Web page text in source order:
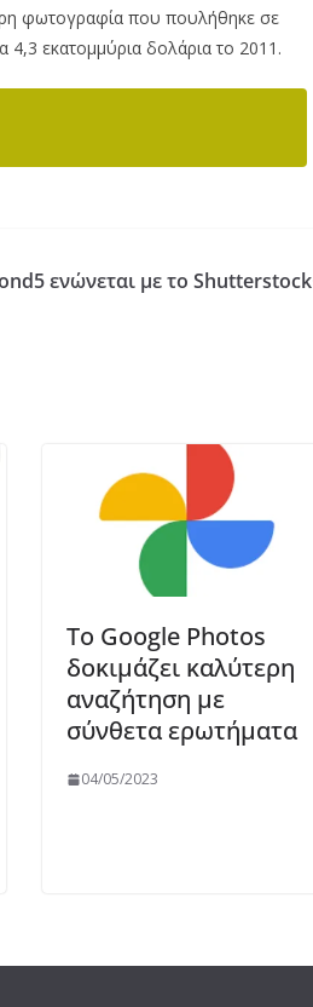
φωτογραφία που πουλήθηκε σε
4,3 εκατομμύρια δολάρια το 2011.
ενώνεται με το Shutterstock
Το Google Photos
δοκιμάζει καλύτερη
αναζήτηση με
σύνθετα ερωτήματα
04/05/2023